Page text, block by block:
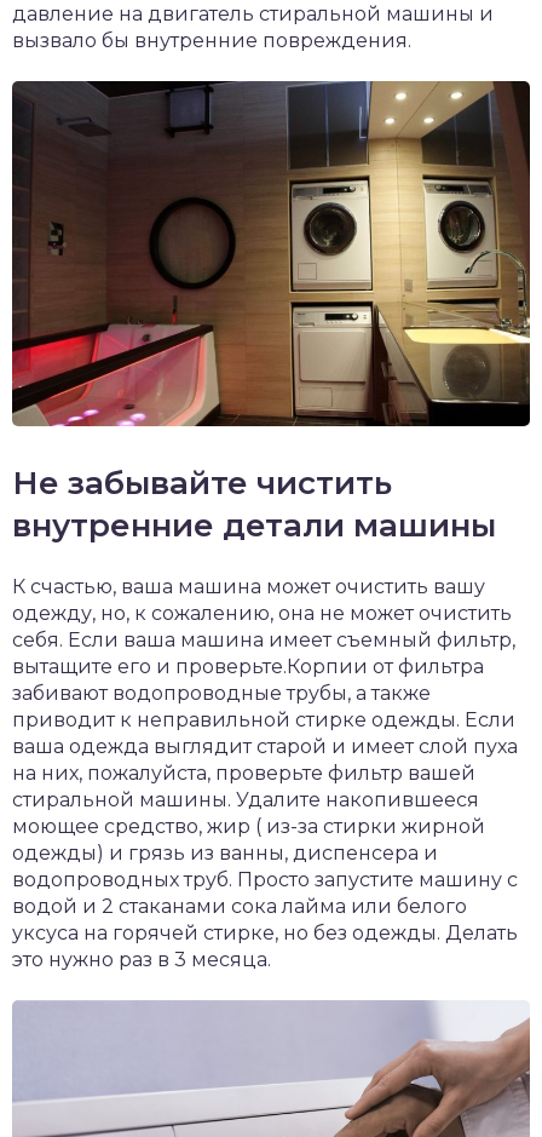
давление на двигатель стиральной машины и
вызвало бы внутренние повреждения.
Не забывайте чистить
внутренние детали машины
К счастью, ваша машина может очистить вашу
одежду, но, к сожалению, она не может очистить
себя. Если ваша машина имеет съемный фильтр,
вытащите его и проверьте.Корпии от фильтра
забивают водопроводные трубы, а также
приводит к неправильной стирке одежды. Если
ваша одежда выглядит старой и имеет слой пуха
на них, пожалуйста, проверьте фильтр вашей
стиральной машины. Удалите накопившееся
моющее средство, жир ( из-за стирки жирной
одежды) и грязь из ванны, диспенсера и
водопроводных труб. Просто запустите машину с
водой и 2 стаканами сока лайма или белого
уксуса на горячей стирке, но без одежды. Делать
это нужно раз в 3 месяца.